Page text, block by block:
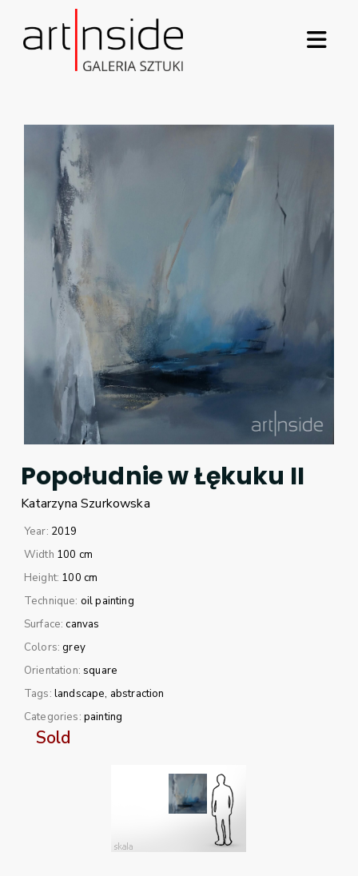
Popołudnie w Łękuku II
Katarzyna Szurkowska
Year: 2019
Width 100 cm
Height: 100 cm
Technique: oil painting
Surface:canvas
Colors:grey
Orientation:square
Tags: landscape abstraction
Categories: painting
Sold